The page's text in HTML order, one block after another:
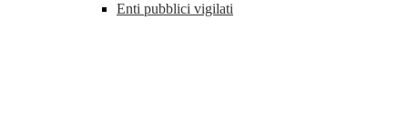
Enti pubblici vigilati